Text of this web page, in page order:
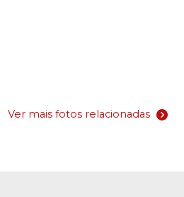
Ver mais fotos relacionadas